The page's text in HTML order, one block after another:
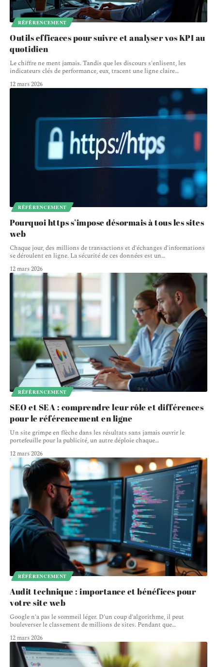
RÉFÉRENCEMENT
Outils efficaces pour suivre et analyser vos KPI au
quotidien
Le chiffre ne ment jamais. Tandis que les discours s'enlisent, les
indicateurs clés de performance, eux, tracent une ligne claire…
12 mars 2026
RÉFÉRENCEMENT
Pourquoi https s’impose désormais à tous les sites
web
Chaque jour, des millions de transactions et d'échanges d'informations
se déroulent en ligne. La sécurité de ces données est un…
12 mars 2026
RÉFÉRENCEMENT
SEO et SEA : comprendre leur rôle et différences
pour le référencement en ligne
Un site grimpe en flèche dans les résultats sans jamais ouvrir le
portefeuille pour la publicité, un autre déploie chaque…
12 mars 2026
RÉFÉRENCEMENT
Audit technique : importance et bénéfices pour
votre site web
Google n'a pas le sommeil léger. D'un coup d'algorithme, il peut
bouleverser le classement de millions de sites. Pendant que…
12 mars 2026